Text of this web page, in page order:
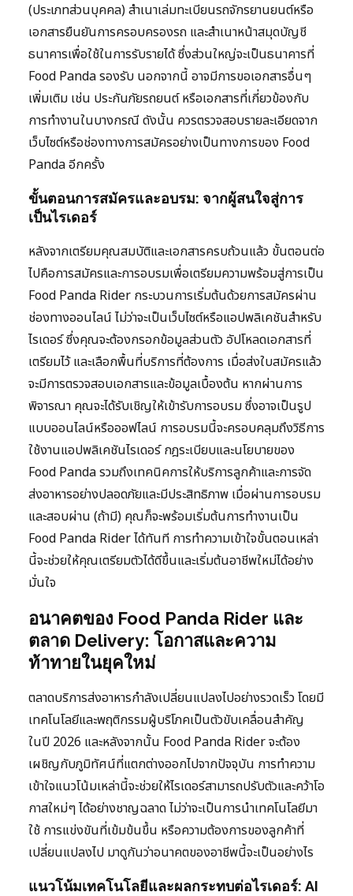
(ประเภทส่วนบุคคล) สำเนาเล่มทะเบียนรถจักรยานยนต์หรือ
เอกสารยืนยันการครอบครองรถ และสำเนาหน้าสมุดบัญชี
ธนาคารเพื่อใช้ในการรับรายได้ ซึ่งส่วนใหญ่จะเป็นธนาคารที่
Food Panda รองรับ นอกจากนี้ อาจมีการขอเอกสารอื่นๆ
เพิ่มเติม เช่น ประกันภัยรถยนต์ หรือเอกสารที่เกี่ยวข้องกับ
การทำงานในบางกรณี ดังนั้น ควรตรวจสอบรายละเอียดจาก
เว็บไซต์หรือช่องทางการสมัครอย่างเป็นทางการของ Food
Panda อีกครั้ง
ขั้นตอนการสมัครและอบรม: จากผู้สนใจสู่การ
เป็นไรเดอร์
หลังจากเตรียมคุณสมบัติและเอกสารครบถ้วนแล้ว ขั้นตอนต่อ
ไปคือการสมัครและการอบรมเพื่อเตรียมความพร้อมสู่การเป็น
Food Panda Rider กระบวนการเริ่มต้นด้วยการสมัครผ่าน
ช่องทางออนไลน์ ไม่ว่าจะเป็นเว็บไซต์หรือแอปพลิเคชันสำหรับ
ไรเดอร์ ซึ่งคุณจะต้องกรอกข้อมูลส่วนตัว อัปโหลดเอกสารที่
เตรียมไว้ และเลือกพื้นที่บริการที่ต้องการ เมื่อส่งใบสมัครแล้ว
จะมีการตรวจสอบเอกสารและข้อมูลเบื้องต้น หากผ่านการ
พิจารณา คุณจะได้รับเชิญให้เข้ารับการอบรม ซึ่งอาจเป็นรูป
แบบออนไลน์หรือออฟไลน์ การอบรมนี้จะครอบคลุมถึงวิธีการ
ใช้งานแอปพลิเคชันไรเดอร์ กฎระเบียบและนโยบายของ
Food Panda รวมถึงเทคนิคการให้บริการลูกค้าและการจัด
ส่งอาหารอย่างปลอดภัยและมีประสิทธิภาพ เมื่อผ่านการอบรม
และสอบผ่าน (ถ้ามี) คุณก็จะพร้อมเริ่มต้นการทำงานเป็น
Food Panda Rider ได้ทันที การทำความเข้าใจขั้นตอนเหล่า
นี้จะช่วยให้คุณเตรียมตัวได้ดีขึ้นและเริ่มต้นอาชีพใหม่ได้อย่าง
มั่นใจ
อนาคตของ Food Panda Rider และ
ตลาด Delivery: โอกาสและความ
ท้าทายในยุคใหม่
ตลาดบริการส่งอาหารกำลังเปลี่ยนแปลงไปอย่างรวดเร็ว โดยมี
เทคโนโลยีและพฤติกรรมผู้บริโภคเป็นตัวขับเคลื่อนสำคัญ
ในปี 2026 และหลังจากนั้น Food Panda Rider จะต้อง
เผชิญกับภูมิทัศน์ที่แตกต่างออกไปจากปัจจุบัน การทำความ
เข้าใจแนวโน้มเหล่านี้จะช่วยให้ไรเดอร์สามารถปรับตัวและคว้าโอ
กาสใหม่ๆ ได้อย่างชาญฉลาด ไม่ว่าจะเป็นการนำเทคโนโลยีมา
ใช้ การแข่งขันที่เข้มข้นขึ้น หรือความต้องการของลูกค้าที่
เปลี่ยนแปลงไป มาดูกันว่าอนาคตของอาชีพนี้จะเป็นอย่างไร
แนวโน้มเทคโนโลยีและผลกระทบต่อไรเดอร์: AI